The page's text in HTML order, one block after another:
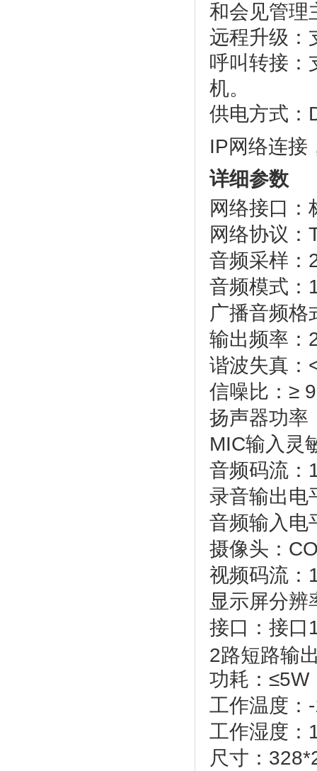
和会见管理
远程升级：
呼叫转接：
机。
供电方式：
IP网络连接
详细参数
网络接口：
网络协议：
音频采样：
音频模式：
广播音频格
输出频率：
谐波失真：
信噪比：≥
扬声器功率
MIC输入灵
音频码流：
录音输出电
音频输入电
摄像头：
视频码流：
显示屏分辨
接口：接口
2路短路输
功耗：≤5W
工作温度
工作湿度：
尺寸：